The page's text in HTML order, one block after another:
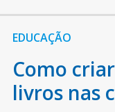
EDUCAÇÃO
Como
livros nas